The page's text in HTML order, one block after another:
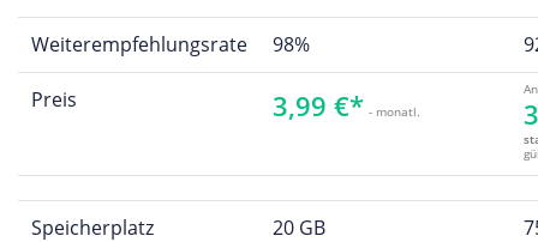
Weiterempfehlungsrate 98%
Preis 3,99 €* - monatl.
Speicherplatz 20 GB